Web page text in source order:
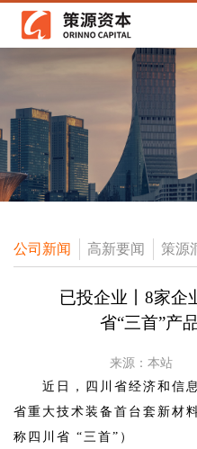
公司新闻 高新要闻 策源
已投企业丨8家企
省“三首”产
来源：本站
近日，
四川省经济和信
省重大技术装备 首台套新材
称四川省 “三首”）